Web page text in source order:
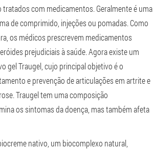
tratados com medicamentos. Geralmente é uma
de comprimido, injeções ou pomadas. Como
os médicos prescrevem medicamentos
prejudiciais à saúde. Agora existe um
gel Traugel, cujo principal objetivo é o
e prevenção de articulações em artrite e
Traugel tem uma composição
os sintomas da doença, mas também afeta
nativo, um biocomplexo natural,